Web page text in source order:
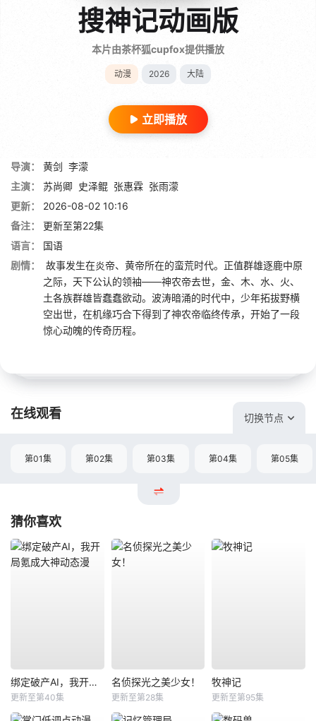
搜神记动画版
本片由茶杯狐cupfox提供播放
动漫 2026 大陆
立即播放
导演： 黄剑 李濛
主演：
苏尚卿 史泽鲲 张惠霖 张雨濛
更新：
2026-08-02 10:16
备注：
更新至第22集
语言：
国语
剧情：
故事发生在炎帝、黄帝所在的蛮荒时代。正值群雄逐鹿中原
之际，天下公认的领袖——神农帝去世，金、木、水、火、
土各族群雄皆蠢蠢欲动。波涛暗涌的时代中，少年拓拔野横
空出世，在机缘巧合下得到了神农帝临终传承，开始了一段
惊心动魄的传奇历程。
在线观看 切换节点
第01集 第02集 第03集 第04集 第05集
猜你喜欢
绑定破产AI，我开局氪成大神动态漫
更新至第40集
名侦探光之美少女！
更新至第28集
牧神记
更新至第95集